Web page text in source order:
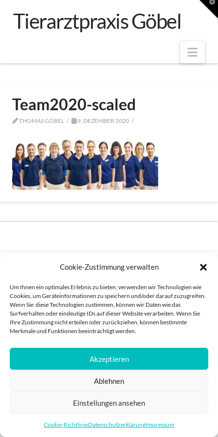
Cookie-Zustimmung verwalten
Um Ihnen ein optimales Erlebnis zu bieten, verwenden wir Technologien wie
Cookies, um Geräteinformationen zu speichern und/oder darauf zuzugreifen.
Wenn Sie diese Technologien zustimmen, können wir Daten wie das
Surfverhalten oder eindeutige IDs auf dieser Website verarbeiten. Wenn Sie
Ihre Zustimmung nicht erteilen oder zurückziehen, können bestimmte
Merkmale und Funktionen beeinträchtigt werden.
Akzeptieren
Ablehnen
Einstellungen ansehen
Cookie-RichtlinieDatenschutzerklärungImpressum
Tierarztpraxis Göbel
Team2020-scaled
THOMAS GÖBEL 9. DEZEMBER 2020
IMPRESSUM DATENSCHUTZ
POWERED BY